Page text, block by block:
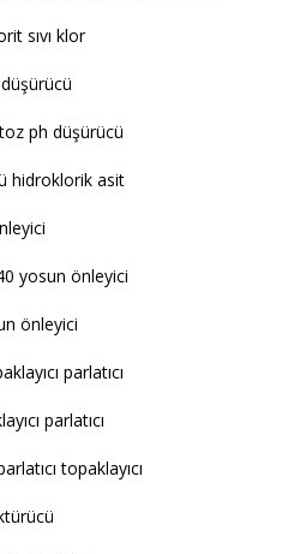
sıvı klor
ph düşürücü
hidroklorik asit
yosun önleyici
önleyici
parlatıcı
parlatıcı
topaklayıcı